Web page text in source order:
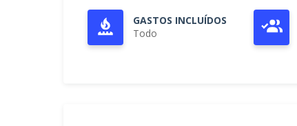
GASTOS INCLUÍDOS
Todo